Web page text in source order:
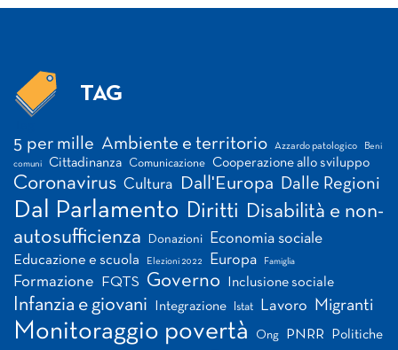
TAG
5 per mille Ambiente e territorio Azzardo patologico Beni
comuni Cittadinanza Comunicazione Cooperazione allo sviluppo
Coronavirus Cultura Dall'Europa Dalle Regioni
Dal Parlamento Diritti Disabilità e non-
autosufficienza
Donazioni Economia sociale
Educazione e scuola Elezioni 2022 Europa Famiglia
Formazione FQTS Governo Inclusione sociale
Infanzia e giovani Integrazione Istat Lavoro Migranti
Monitoraggio povertà Ong PNRR Politiche